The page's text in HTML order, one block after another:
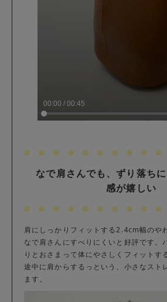
なで肩さんでも、ずり落ち
感が嬉しい
肩にしっかりフィットする2.4cm幅のや
なで肩さんにすべりにくいと好評です。
りとおさまって体にやさしくフィットす
途中に肩からするっという、小さなスト
ます。